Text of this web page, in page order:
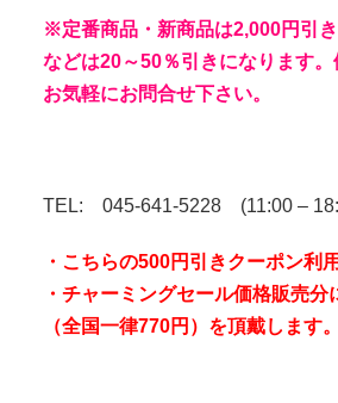
※定番商品・新商品は2,000円引
などは20～50％引きになります。
お気軽にお問合せ下さい。
TEL: 045-641-5228 (11:00 –
・こちらの500円引きクーポン利
・チャーミングセール価格販売分
（全国一律770円）を頂戴します。